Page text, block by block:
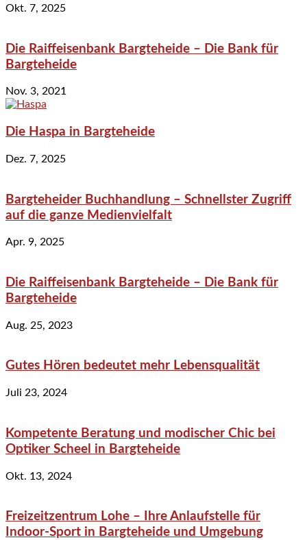
Okt. 7, 2025
Die Raiffeisenbank Bargteheide – Die Bank für
Bargteheide
Nov. 3, 2021
Die Haspa in Bargteheide
Dez. 7, 2025
Bargteheider Buchhandlung – Schnellster Zugriff
auf die ganze Medienvielfalt
Apr. 9, 2025
Die Raiffeisenbank Bargteheide – Die Bank für
Bargteheide
Aug. 25, 2023
Gutes Hören bedeutet mehr Lebensqualität
Juli 23, 2024
Kompetente Beratung und modischer Chic bei
Optiker Scheel in Bargteheide
Okt. 13, 2024
Freizeitzentrum Lohe – Ihre Anlaufstelle für
Indoor-Sport in Bargteheide und Umgebung